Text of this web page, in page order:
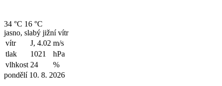
34 °C 16 °C
jasno, slabý jižní vítr
vítr
J, 4.02 m/s
tlak
1021
hPa
vlhkost 24
%
pondělí 10. 8. 2026